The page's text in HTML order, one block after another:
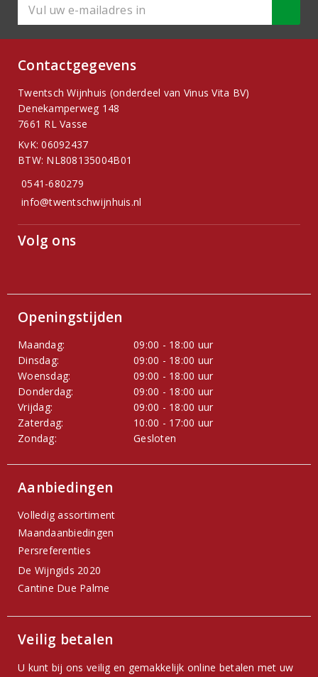
Contactgegevens
Twentsch Wijnhuis (onderdeel van Vinus Vita BV)
Denekamperweg 148
7661 RL Vasse
KvK: 06092437
BTW: NL808135004B01
0541-680279
info@twentschwijnhuis.nl
Volg ons
Openingstijden
Maandag:
09:00 - 18:00 uur
Dinsdag:
09:00 - 18:00 uur
Woensdag:
09:00 - 18:00 uur
Donderdag:
09:00 - 18:00 uur
Vrijdag:
09:00 - 18:00 uur
Zaterdag:
10:00 - 17:00 uur
Zondag:
Gesloten
Aanbiedingen
Volledig assortiment
Maandaanbiedingen
Persreferenties
De Wijngids 2020
Cantine Due Palme
Veilig betalen
U kunt bij ons veilig en gemakkelijk online betalen met uw